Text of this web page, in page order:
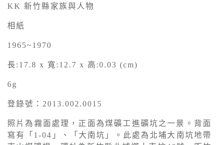
KK 新竹縣家族與人物
相紙
1965~1970
長:17.8 x 寬:12.7 x 高:0.03 (cm)
6g
登錄號：2013.002.0015
照片為霧面處理，正面為煤礦工進礦坑之一景。背面
寫有「1-04」、「大南坑」。此處為北埔大南坑地帶